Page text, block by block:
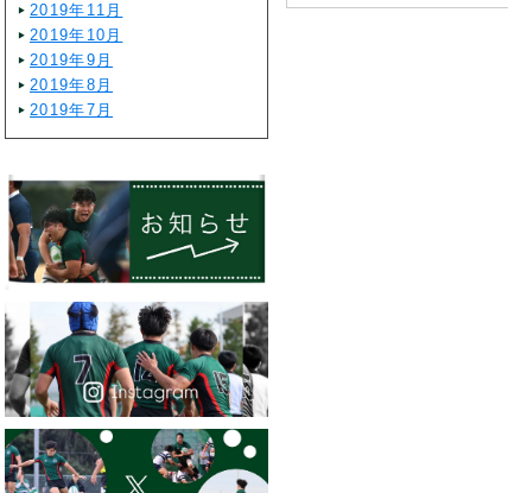
2019年11月
2019年10月
2019年9月
2019年8月
2019年7月